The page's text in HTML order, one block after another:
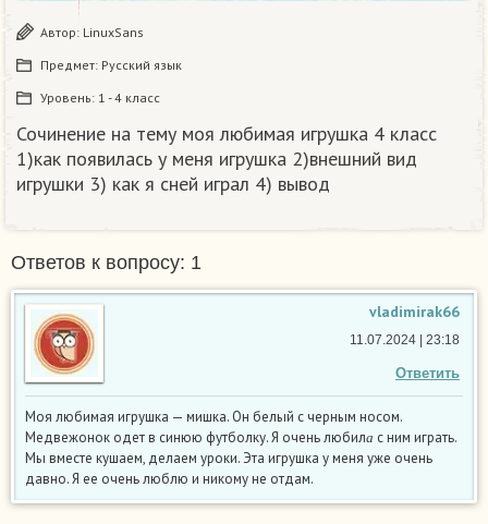
Автор: LinuxSans
Предмет: Русский язык
Уровень: 1 - 4 класс
Сочинение на тему моя любимая игрушка 4 класс
1)как появилась у меня игрушка 2)внешний вид
игрушки 3) как я сней играл 4) вывод
Ответов к вопросу: 1
vladimirak66
Ответить
11.07.2024 | 23:18
Моя любимая игрушка — мишка. Он белый с черным носом.
Медвежонок одет в синюю футболку. Я очень любил
с ним играть.
Мы вместе кушаем, делаем уроки. Эта игрушка у меня уже очень
давно. Я ее очень люблю и никому не отдам.